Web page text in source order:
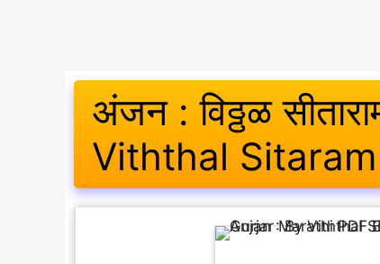
अंजन : विठ्ठळ
Viththal